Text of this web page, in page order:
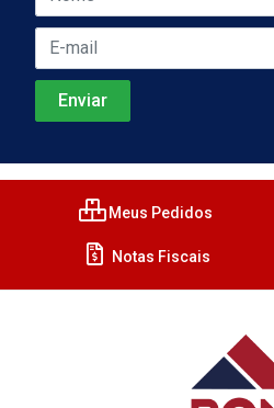
Meus Pedidos
Notas Fiscais